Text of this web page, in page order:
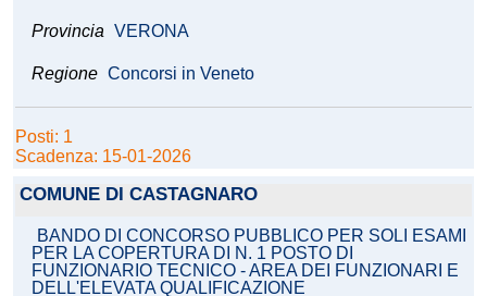
Provincia VERONA
Regione Concorsi in Veneto
Posti: 1
Scadenza: 15-01-2026
COMUNE DI CASTAGNARO
BANDO DI CONCORSO PUBBLICO PER SOLI ESAMI
PER LA COPERTURA DI N. 1 POSTO DI
FUNZIONARIO TECNICO - AREA DEI FUNZIONARI E
DELL'ELEVATA QUALIFICAZIONE